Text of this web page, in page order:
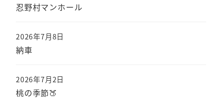
忍野村マンホール
納車
2026年7月8日
桃の季節🍑
2026年7月2日